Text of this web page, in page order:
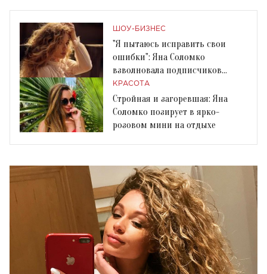
ШОУ-БИЗНЕС
"Я пытаюсь исправить свои
ошибки": Яна Соломко
взволновала подписчиков
грустным постом
КРАСОТА
Стройная и загоревшая: Яна
Соломко позирует в ярко-
розовом мини на отдыхе